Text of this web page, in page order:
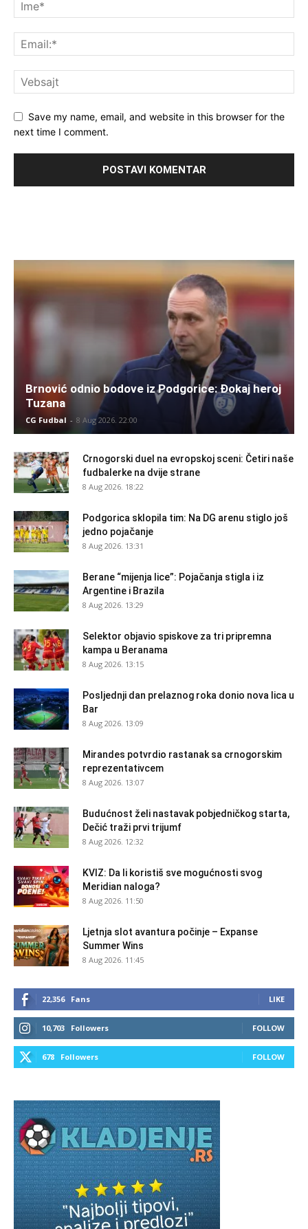
Save my name, email, and website in this browser for the
next time I comment.
Brnović odnio bodove iz Podgorice: Đokaj heroj
Tuzana
CG Fudbal - 8 Aug 2026. 22:00
Crnogorski duel na evropskoj sceni: Četiri naše
fudbalerke na dvije strane
8 Aug 2026. 18:22
Podgorica sklopila tim: Na DG arenu stiglo još
jedno pojačanje
8 Aug 2026. 13:31
Berane “mijenja lice”: Pojačanja stigla i iz
Argentine i Brazila
8 Aug 2026. 13:29
Selektor objavio spiskove za tri pripremna
kampa u Beranama
8 Aug 2026. 13:15
Posljednji dan prelaznog roka donio nova lica u
Bar
8 Aug 2026. 13:09
Mirandes potvrdio rastanak sa crnogorskim
reprezentativcem
8 Aug 2026. 13:07
Budućnost želi nastavak pobjedničkog starta,
Dečić traži prvi trijumf
8 Aug 2026. 12:32
KVIZ: Da li koristiš sve mogućnosti svog
Meridian naloga?
8 Aug 2026. 11:50
Ljetnja slot avantura počinje – Expanse
Summer Wins
8 Aug 2026. 11:45
22,356 Fans LIKE
10,703 Followers FOLLOW
678 Followers FOLLOW